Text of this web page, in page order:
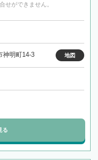
せができません。
神明町14-3 地図
る